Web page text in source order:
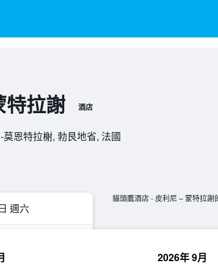
拉謝 酒店
恩特拉榭, 勃艮地省, 法國
週六
貓頭鷹酒店 - 皮利尼 – 蒙特拉謝
2026年 9月